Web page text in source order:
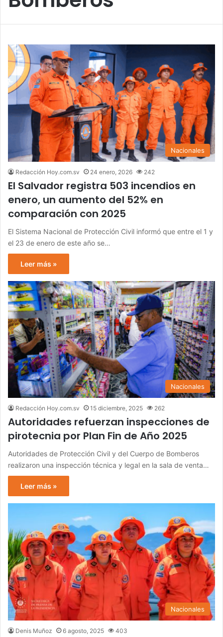
Nacionales
Redacción Hoy.com.sv 24 enero, 2026 242
El Salvador registra 503 incendios en
enero, un aumento del 52% en
comparación con 2025
El Sistema Nacional de Protección Civil informó que entre el 1 y
el 23 de enero de este año se…
Leer más »
Nacionales
Redacción Hoy.com.sv 15 diciembre, 2025 262
Autoridades refuerzan inspecciones de
pirotecnia por Plan Fin de Año 2025
Autoridades de Protección Civil y del Cuerpo de Bomberos
realizaron una inspección técnica y legal en la sala de venta…
Leer más »
Nacionales
Denis Muñoz 6 agosto, 2025 403